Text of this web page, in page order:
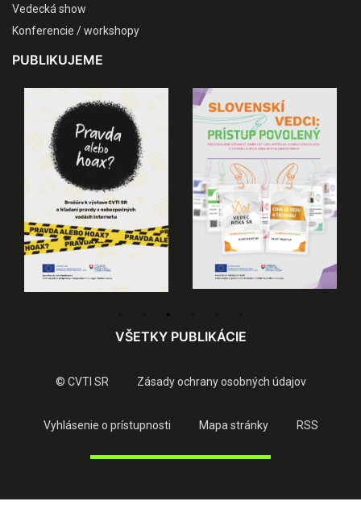
Vedecká show
Konferencie / workshopy
PUBLIKUJEME
VŠETKY PUBLIKÁCIE
© CVTI SR Zásady ochrany osobných údajov
Vyhlásenie o prístupnosti Mapa stránky RSS